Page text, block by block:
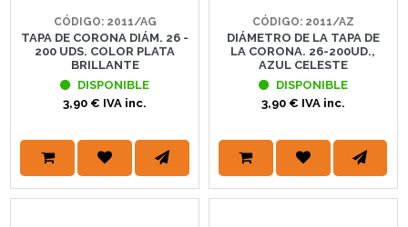
CÓDIGO: 2011/AG
TAPA DE CORONA DIÁM. 26 -
200 UDS. COLOR PLATA
BRILLANTE
DISPONIBLE
3,90 € IVA inc.
CÓDIGO: 2011/AZ
DIÁMETRO DE LA TAPA DE
LA CORONA. 26-200UD.,
AZUL CELESTE
DISPONIBLE
3,90 € IVA inc.